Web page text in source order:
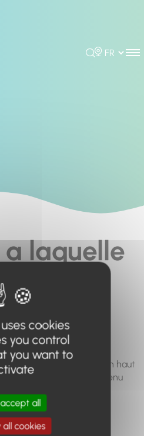
Rechercher
Choisir la
laquelle
à
n'existe
plus.
le moteur de recherche en haut
pour trouver le contenu
à l'accueil
cookies
you control
you want to
all
all cookies